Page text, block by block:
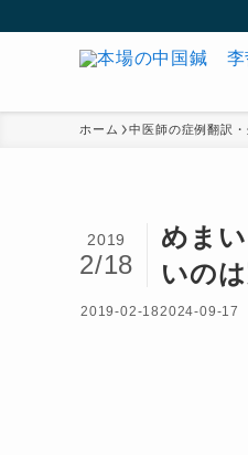
ホーム 中医師の症例翻訳・
めま
いの
2019
2/18
2019-02-182024-09-17